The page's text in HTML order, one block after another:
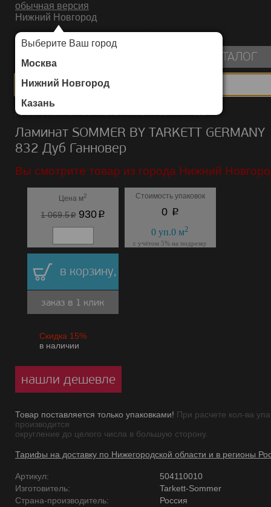
обычная версия
Нижний Новгород
Выберите Ваш город
Москва
Нижний Новгород
Казань
ИНТЕРНЕТ-МАГАЗИН НАПОЛЬНЫХ ПОКРЫТИЙ
КАТАЛОГ
Каталог/Ламинат/SOMMER BY TARKETT/GERMANY 832
Ламинат SOMMER BY TARKETT GERMANY
832 Дуб Ганновер
Вы смотрите товар из города Нижний
Цена м2
1 069.5p930p
Стоимость упаковок
0 p
0 уп.0 м2
с учётом 5% на подрезку
в корзину,
заказ в 1 клик
Скидка 15%
в наличии
нашли дешевле
Товар поставляется только упаковками! При расчете кол-ва
производится
округление до целого числа в большую сторону.
Тарифы на доставку по Нижегородской области и в регионы
Артикул:
504110010
Изготовитель:
Tarkett-Sommer
Страна-производитель:
Россия